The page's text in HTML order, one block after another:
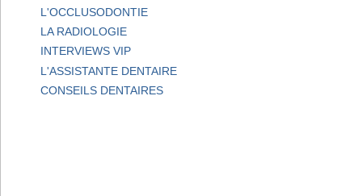
L'OCCLUSODONTIE
LA RADIOLOGIE
INTERVIEWS VIP
L'ASSISTANTE DENTAIRE
CONSEILS DENTAIRES